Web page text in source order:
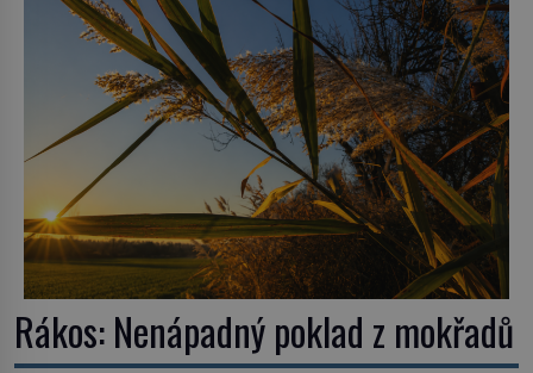
zvládnou jen představitelné věci. Na malé kousky
Název: Columbia První […]
Rákos: Nenápadný poklad z mokřadů